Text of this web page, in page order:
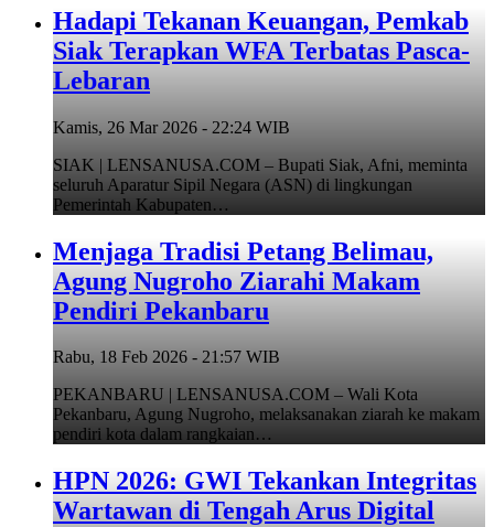
Hadapi Tekanan Keuangan, Pemkab
Siak Terapkan WFA Terbatas Pasca-
Lebaran
Kamis, 26 Mar 2026 - 22:24 WIB
SIAK | LENSANUSA.COM – Bupati Siak, Afni, meminta
seluruh Aparatur Sipil Negara (ASN) di lingkungan
Pemerintah Kabupaten…
Menjaga Tradisi Petang Belimau,
Agung Nugroho Ziarahi Makam
Pendiri Pekanbaru
Rabu, 18 Feb 2026 - 21:57 WIB
PEKANBARU | LENSANUSA.COM – Wali Kota
Pekanbaru, Agung Nugroho, melaksanakan ziarah ke makam
pendiri kota dalam rangkaian…
HPN 2026: GWI Tekankan Integritas
Wartawan di Tengah Arus Digital